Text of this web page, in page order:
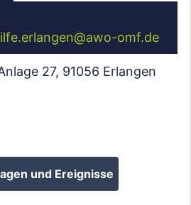
@awo-omf.de
27, 91056 Erlangen
und Ereignisse